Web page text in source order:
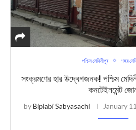
পশ্চিম মেদিনীপুর শহর
সংক্রমণের হার উদ্বেগজনক! পশ্চিম
কনটেইনমেন্ট
byBiplabi Sabyasachi January